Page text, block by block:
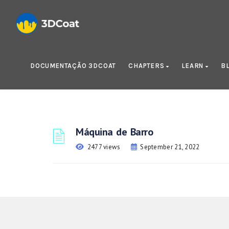
DOCUMENTAÇÃO 3DCOAT CHAPTERS LEARN
Máquina de Barro
2477 views September 21, 2022